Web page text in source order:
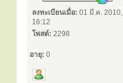
ลงทะเบียนเมื่อ: 01 มี.ค. 2010,
16:12
โพสต์: 2298
อายุ: 0